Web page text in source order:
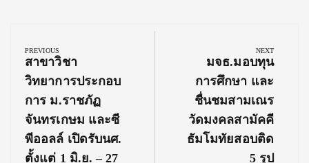
navigation
PREVIOUS
Previous
Post:
สาขาวิชา
วิทยาการประกอบ
การ ม.ราชภัฏ
จันทรเกษม และซี
พีออลล์ เปิดรับนศ.
ตั้งแต่ 1 มิ.ย. – 27
NEXT
Next
Post:
มจธ.มอบทุน
การศึกษา และ
ชื่นชมสามเณร
วัดมงคลสามัคคี
ธัมโมทัยสอบติด
5 รูป